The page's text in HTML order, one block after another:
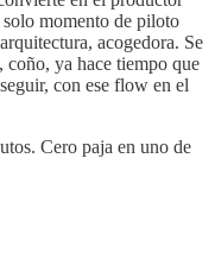
momento de piloto
acogedora. Se
ya hace tiempo que
con ese flow en el
Cero paja en uno de